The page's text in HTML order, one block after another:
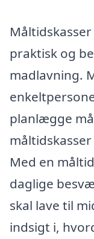
praktisk og
madlavning.
planlægge
Med en
daglige
skal lave til
indsigt i,